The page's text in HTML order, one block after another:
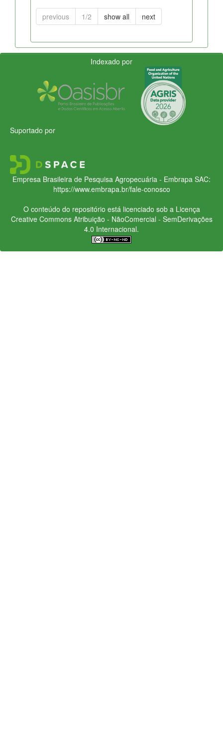
previous 1/2 show all next
Indexado por
Suportado por
Empresa Brasileira de Pesquisa Agropecuária - Embrapa SAC:
https://www.embrapa.br/fale-conosco
O conteúdo do repositório está licenciado sob a Licença
Creative CommonsAtribuição - NãoComercial - SemDerivações
4.0 Internacional.